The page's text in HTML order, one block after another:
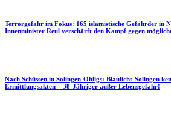
Terrorgefahr im Fokus: 165 islamistische Gefährder in
Innenminister Reul verschärft den Kampf gegen
Nach Schüssen in Solingen-Ohligs: Blaulicht-Solingen
Ermittlungsakten – 38-Jähriger außer Lebensgefahr!